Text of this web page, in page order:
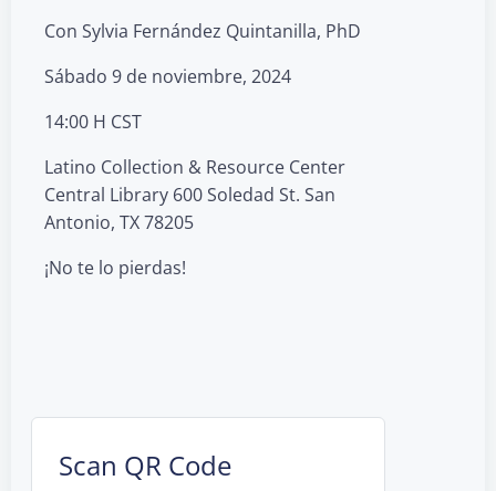
Con Sylvia Fernández Quintanilla, PhD
Sábado 9 de noviembre, 2024
14:00 H CST
Latino Collection & Resource Center
Central Library 600 Soledad St. San
Antonio, TX 78205
¡No te lo pierdas!
Scan QR Code